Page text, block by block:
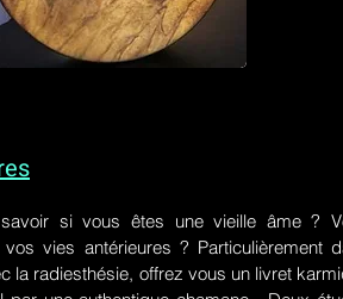
si vous êtes une vieille âme ?
vies antérieures ? Particulièrement
la radiesthésie, offrez vous un livret